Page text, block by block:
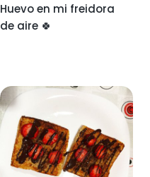
Huevo en mi freidora
de aire 🍀